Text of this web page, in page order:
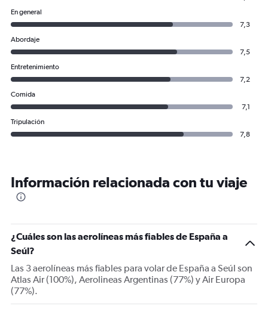
En general
7,3
Abordaje
7,5
Entretenimiento
7,2
Comida
7,1
Tripulación
7,8
Información relacionada con tu viaje
¿Cuáles son las aerolíneas más fiables de España a
Seúl?
Las 3 aerolíneas más fiables para volar de España a Seúl son
Atlas Air (100%), Aerolineas Argentinas (77%) y Air Europa
(77%).